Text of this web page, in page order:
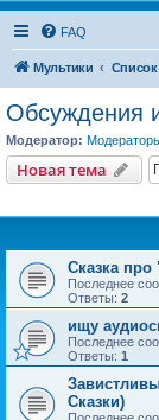
FAQ
Мультики
Обсуждения
Модератор:
Новая тема
Сказка про
Последнее
Ответы: 2
ищу
Последнее
Ответы: 1
Сказки)
Последнее